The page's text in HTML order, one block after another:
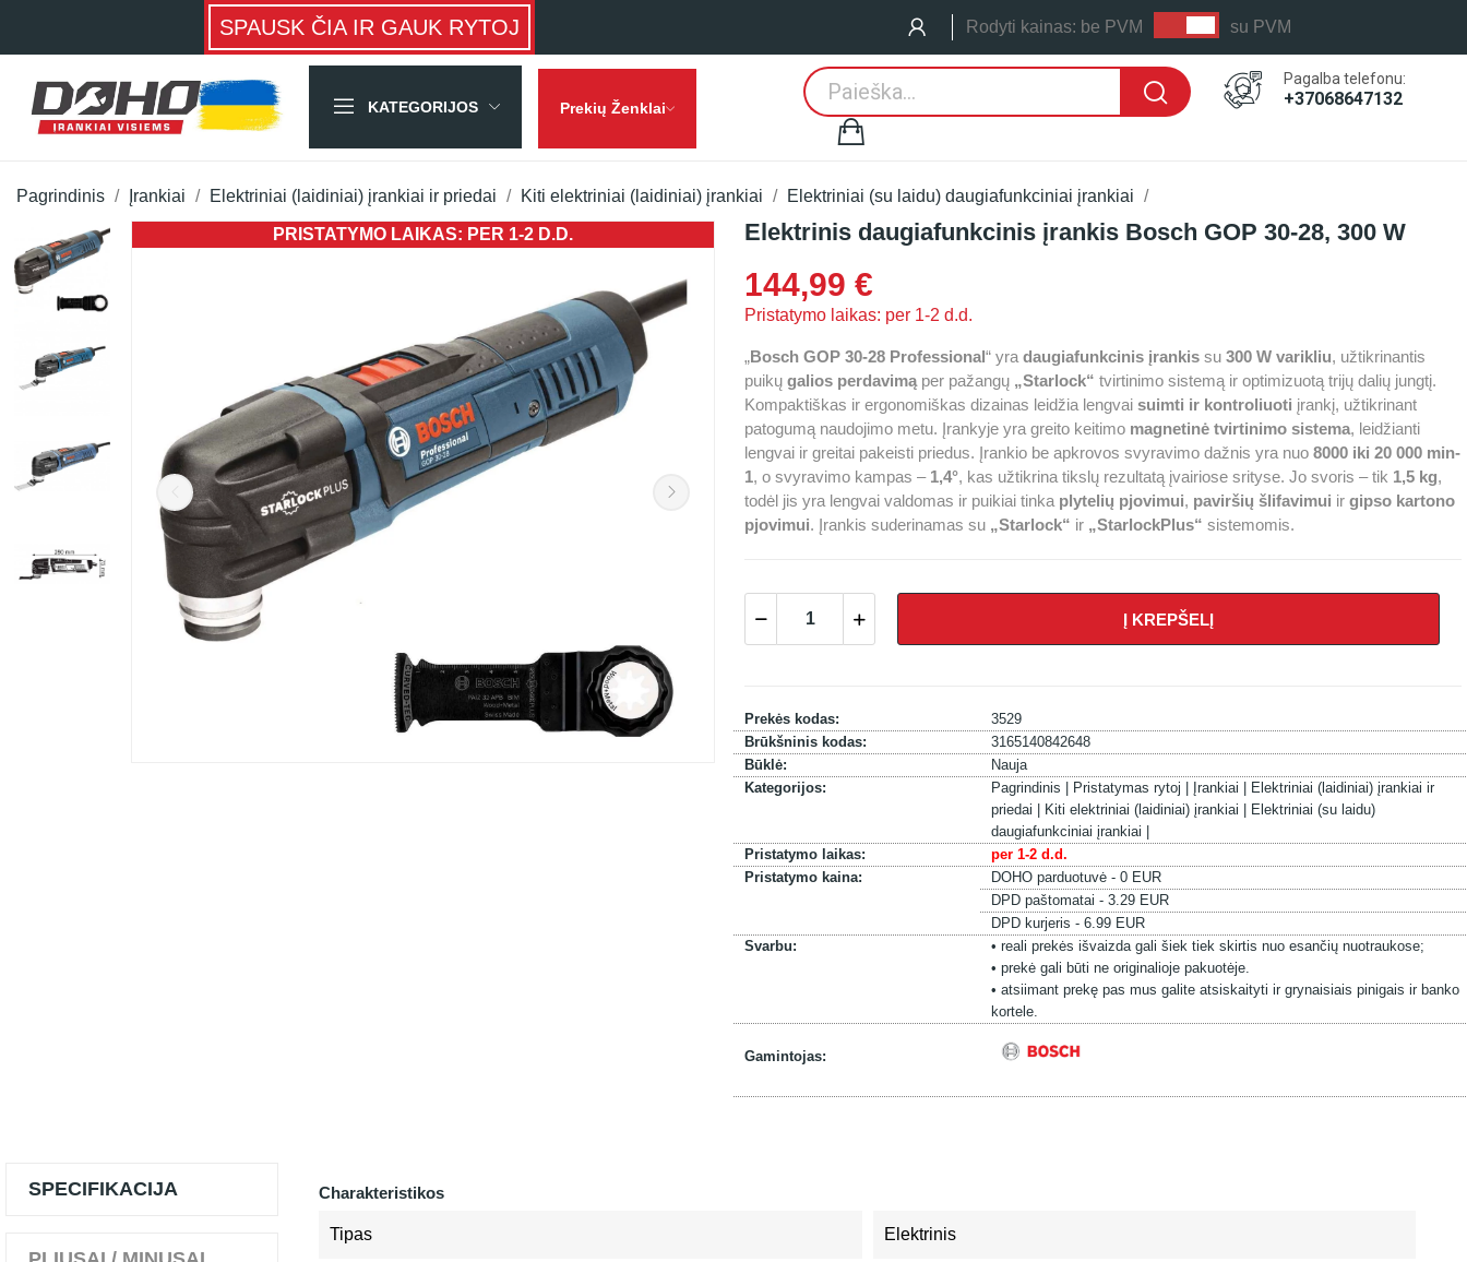
SPAUSK ČIA IR GAUK RYTOJ Rodyti kainas: be PVM su PVM
KATEGORIJOS Prekių Ženklai
Pagalba telefonu:
+37068647132
Pagrindinis Įrankiai Elektriniai (laidiniai) įrankiai ir priedai Kiti elektriniai (laidiniai) įrankiai Elektriniai (su laidu) daugiafunkciniai įrankiai
PRISTATYMO LAIKAS: PER 1-2 D.D. PRISTATYMO LAIKAS: PER 1-2 D.D.
Elektrinis daugiafunkcinis įrankis Bosch GOP 30-28, 300 W
144,99 €
Pristatymo laikas: per 1-2 d.d.
„Bosch GOP 30-28 Professional“ yra daugiafunkcinis įrankis su 300 W varikliu, užtikrinantis
puikų galios perdavimą per pažangų „Starlock“ tvirtinimo sistemą ir optimizuotą trijų dalių jungtį.
Kompaktiškas ir ergonomiškas dizainas leidžia lengvai suimti ir kontroliuoti įrankį, užtikrinant
patogumą naudojimo metu. Įrankyje yra greito keitimo magnetinė tvirtinimo sistema, leidžianti
lengvai ir greitai pakeisti priedus. Įrankio be apkrovos svyravimo dažnis yra nuo 8000 iki 20 000 min-
1, o svyravimo kampas – 1,4°, kas užtikrina tikslų rezultatą įvairiose srityse. Jo svoris – tik 1,5 kg,
todėl jis yra lengvai valdomas ir puikiai tinka plytelių pjovimui, paviršių šlifavimui ir gipso kartono
pjovimui. Įrankis suderinamas su „Starlock“ ir „StarlockPlus“ sistemomis.
Į KREPŠELĮ
Prekės kodas:
3529
Brūkšninis kodas:
3165140842648
Būklė:
Nauja
Kategorijos:
Pagrindinis | Pristatymas rytoj | Įrankiai |
Elektriniai (laidiniai) įrankiai ir
priedai |
Kiti elektriniai (laidiniai) įrankiai |
Elektriniai (su laidu)
daugiafunkciniai įrankiai |
Pristatymo laikas:
per 1-2 d.d.
Pristatymo kaina:
DOHO parduotuvė - 0 EUR
DPD paštomatai - 3.29 EUR
DPD kurjeris - 6.99 EUR
Svarbu:
• reali prekės išvaizda gali šiek tiek skirtis nuo esančių nuotraukose;
• prekė gali būti ne originalioje pakuotėje.
• atsiimant prekę pas mus galite atsiskaityti ir grynaisiais pinigais ir banko
kortele.
Gamintojas:
SPECIFIKACIJA Charakteristikos
Tipas Elektrinis